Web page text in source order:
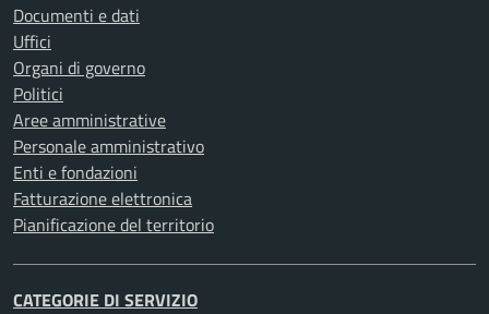
Documenti e dati
Uffici
Organi di governo
Politici
Aree amministrative
Personale amministrativo
Enti e fondazioni
Fatturazione elettronica
Pianificazione del territorio
CATEGORIE DI SERVIZIO